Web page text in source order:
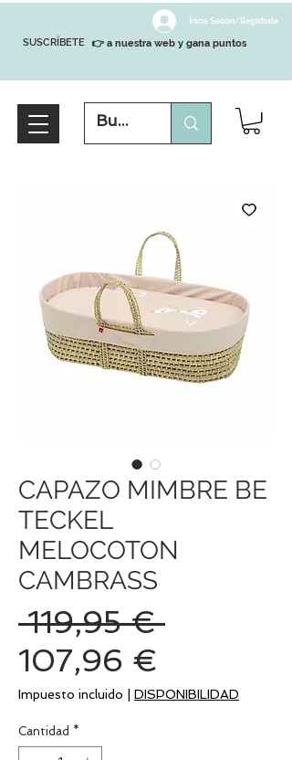
SUSCRÍBETE
Inicia Sesión/Regístrate
👉 a nuestra web y gana puntos
CAPAZO MIMBRE BE
TECKEL
MELOCOTON
CAMBRASS
119,95 € Precio
107,96 €
de
Impuesto incluido DISPONIBILIDAD
Cantidad *